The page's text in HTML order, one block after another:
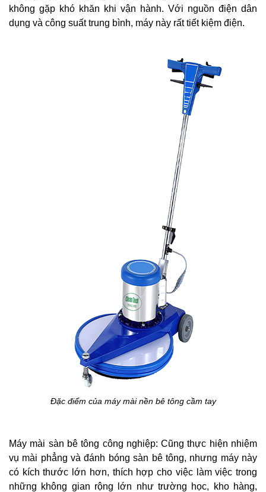
không gặp khó khăn khi vận hành. Với nguồn điện dân
dụng và công suất trung bình, máy này rất tiết kiệm điện.
Đặc điểm của máy mài nền bê tông cầm tay
Máy mài sàn bê tông công nghiệp: Cũng thực hiện nhiệm
vụ mài phẳng và đánh bóng sàn bê tông, nhưng máy này
có kích thước lớn hơn, thích hợp cho việc làm việc trong
những không gian rộng lớn như trường học, kho hàng,